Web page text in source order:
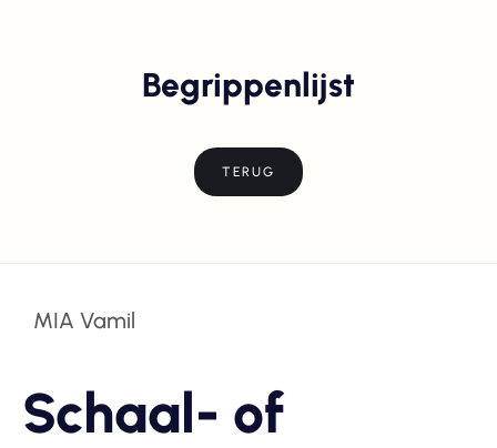
Begrippenlijst
TERUG
MIA Vamil
Schaal- of